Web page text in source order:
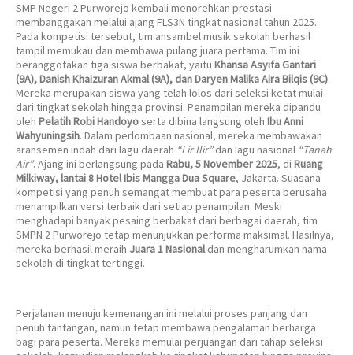
SMP Negeri 2 Purworejo kembali menorehkan prestasi
membanggakan melalui ajang FLS3N tingkat nasional tahun 2025.
Pada kompetisi tersebut, tim ansambel musik sekolah berhasil
tampil memukau dan membawa pulang juara pertama. Tim ini
beranggotakan tiga siswa berbakat, yaitu Khansa Asyifa Gantari
(9A), Danish Khaizuran Akmal (9A), dan Daryen Malika Aira Bilqis (9C).
Mereka merupakan siswa yang telah lolos dari seleksi ketat mulai
dari tingkat sekolah hingga provinsi. Penampilan mereka dipandu
oleh Pelatih Robi Handoyoserta dibina langsung oleh Ibu Anni
Wahyuningsih. Dalam perlombaan nasional, mereka membawakan
aransemen indah dari lagu daerah “Lir Ilir”dan lagu nasional “Tanah
Air”. Ajang ini berlangsung pada Rabu, 5 November 2025, di Ruang
Milkiway, lantai 8 Hotel Ibis Mangga Dua Square, Jakarta. Suasana
kompetisi yang penuh semangat membuat para peserta berusaha
menampilkan versi terbaik dari setiap penampilan. Meski
menghadapi banyak pesaing berbakat dari berbagai daerah, tim
SMPN 2 Purworejo tetap menunjukkan performa maksimal. Hasilnya,
mereka berhasil meraih Juara 1 Nasionaldan mengharumkan nama
sekolah di tingkat tertinggi.
Perjalanan menuju kemenangan ini melalui proses panjang dan
penuh tantangan, namun tetap membawa pengalaman berharga
bagi para peserta. Mereka memulai perjuangan dari tahap seleksi